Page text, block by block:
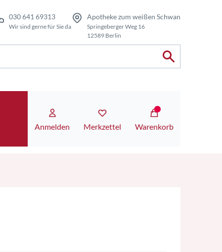
030 641 69313
Wir sind gerne für Sie da
Apotheke zum weißen Schwan
Springeberger Weg 16
12589 Berlin
Anmelden Merkzettel Warenkorb